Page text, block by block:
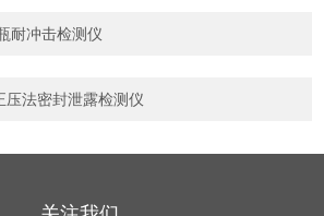
耐冲击检测仪
压法密封泄露检测仪